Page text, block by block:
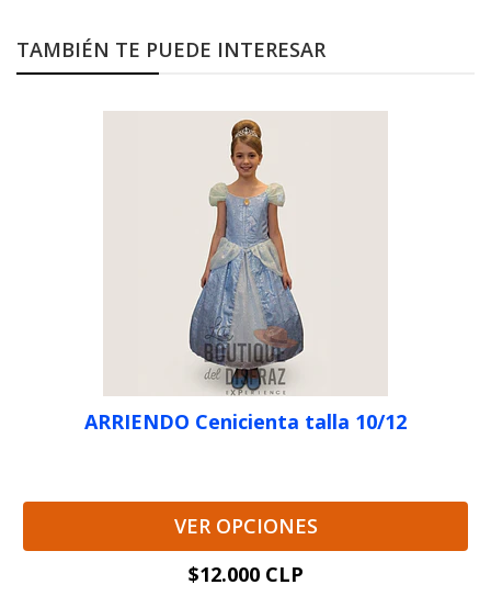
TAMBIÉN TE PUEDE INTERESAR
ARRIENDO Cenicienta talla 10/12
VER OPCIONES
$12.000 CLP